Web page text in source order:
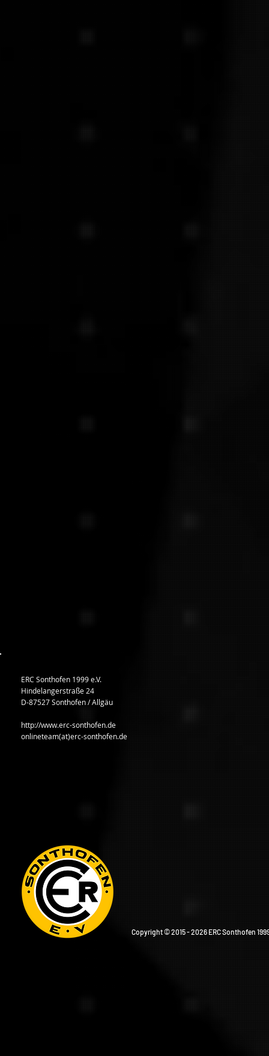
ERC Sonthofen 1999 e.V.
Hindelangerstraße 24
D-87527 Sonthofen / Allgäu
http://www.erc-sonthofen.de
onlineteam(at)erc-sonthofen.de
Copyright © 2015 - 2026 ERC Sonthofen